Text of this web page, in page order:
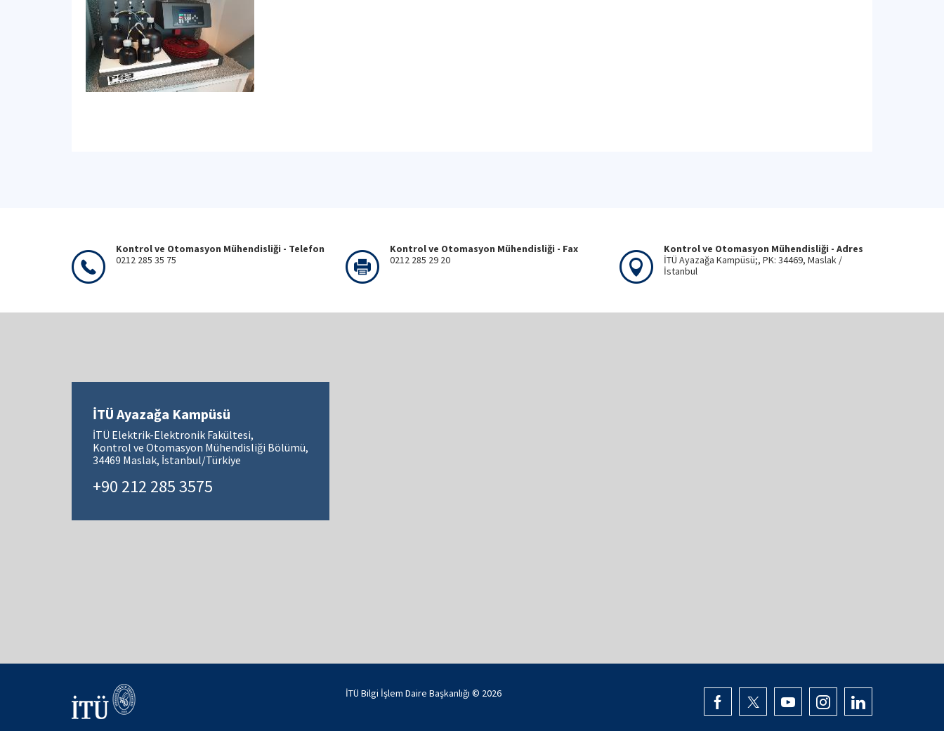
Kontrol ve Otomasyon Mühendisliği - Telefon
0212 285 35 75
Kontrol ve Otomasyon Mühendisliği - Fax
0212 285 29 20
Kontrol ve Otomasyon Mühendisliği - Adres
İTÜ Ayazağa Kampüsü;, PK: 34469, Maslak /
İstanbul
İTÜ Ayazağa Kampüsü
İTÜ Elektrik-Elektronik Fakültesi,
Kontrol ve Otomasyon Mühendisliği Bölümü,
34469 Maslak, İstanbul/Türkiye
+90 212 285 3575
İTÜ Bilgi İşlem Daire Başkanlığı © 2026